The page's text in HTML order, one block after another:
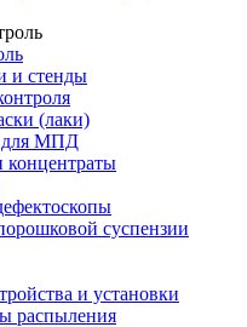
и стенды
(лаки)
для МПД
суспензии
и установки
распыления